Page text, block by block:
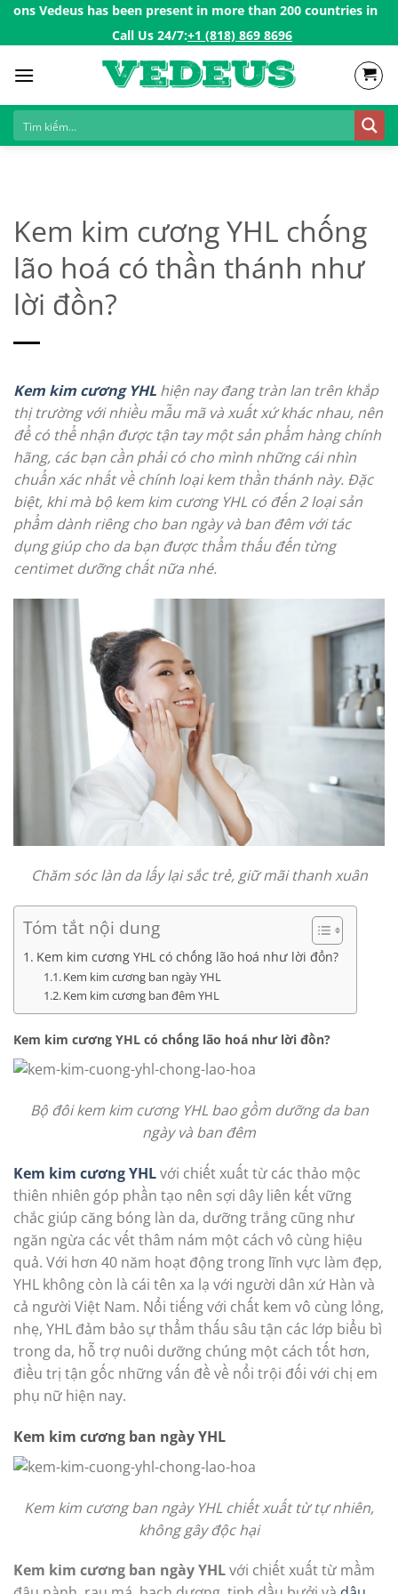
Skip
Vedeus has been present in more than 200 countries in the
Call Us 24/7:ㅤ+1 (818) 869 8696
Kem kim cương YHL chống
lão hoá có thần thánh như
lời đồn?
Kem kim cương YHL hiện nay đang tràn lan trên khắp
thị trường với nhiều mẫu mã và xuất xứ khác nhau, nên
để có thể nhận được tận tay một sản phẩm hàng chính
hãng, các bạn cần phải có cho mình những cái nhìn
chuẩn xác nhất về chính loại kem thần thánh này. Đặc
biệt, khi mà bộ kem kim cương YHL có đến 2 loại sản
phẩm dành riêng cho ban ngày và ban đêm với tác
dụng giúp cho da bạn được thẩm thấu đến từng
centimet dưỡng chất nữa nhé.
Chăm sóc làn da lấy lại sắc trẻ, giữ mãi thanh xuân
Tóm tắt nội dung
Kem kim cương YHL có chống lão hoá như lời đồn?
Kem kim cương ban ngày YHL
Kem kim cương ban đêm YHL
Kem kim cương YHL có chống lão hoá như lời đồn?
Bộ đôi kem kim cương YHL bao gồm dưỡng da ban
ngày và ban đêm
Kem kim cương YHLvới chiết xuất từ các thảo mộc
thiên nhiên góp phần tạo nên sợi dây liên kết vững
chắc giúp căng bóng làn da, dưỡng trắng cũng như
ngăn ngừa các vết thâm nám một cách vô cùng hiệu
quả. Với hơn 40 năm hoạt động trong lĩnh vực làm đẹp,
YHL không còn là cái tên xa lạ với người dân xứ Hàn và
cả người Việt Nam. Nổi tiếng với chất kem vô cùng lỏng,
nhẹ, YHL đảm bảo sự thẩm thấu sâu tận các lớp biểu bì
trong da, hỗ trợ nuôi dưỡng chúng một cách tốt hơn,
điều trị tận gốc những vấn đề về nổi trội đối với chị em
phụ nữ hiện nay.
Kem kim cương ban ngày YHL
Kem kim cương ban ngày YHL chiết xuất từ tự nhiên,
không gây độc hại
Kem kim cương ban ngày YHLvới chiết xuất từ mầm